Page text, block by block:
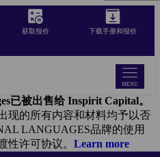
获取报价 下载手册和报价
MENU
已被出售给 Inspirit Capital。
现的所有内容和材料均予以否
LANGUAGES品牌的使用
性许可协议。 Learn more